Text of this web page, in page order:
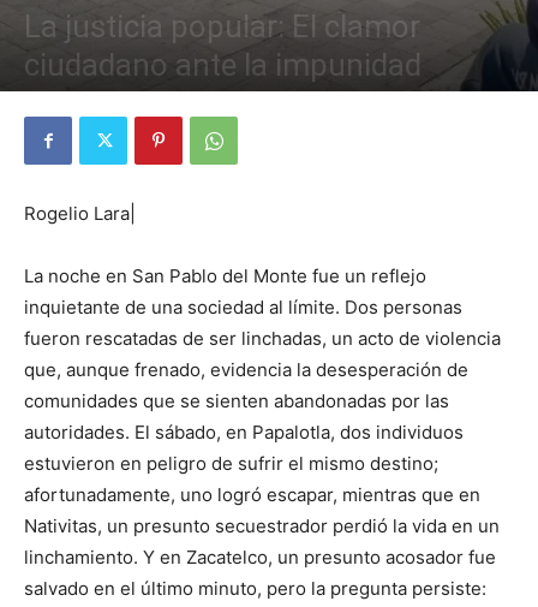
La justicia popular: El clamor
ciudadano ante la impunidad
Rogelio Lara|
La noche en San Pablo del Monte fue un reflejo
inquietante de una sociedad al límite. Dos personas
fueron rescatadas de ser linchadas, un acto de violencia
que, aunque frenado, evidencia la desesperación de
comunidades que se sienten abandonadas por las
autoridades. El sábado, en Papalotla, dos individuos
estuvieron en peligro de sufrir el mismo destino;
afortunadamente, uno logró escapar, mientras que en
Nativitas, un presunto secuestrador perdió la vida en un
linchamiento. Y en Zacatelco, un presunto acosador fue
salvado en el último minuto, pero la pregunta persiste: